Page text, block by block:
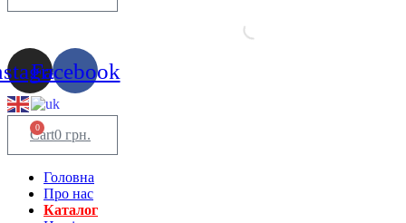
Facebook
0 грн.
0
Cart
Головна
Про нас
Каталог